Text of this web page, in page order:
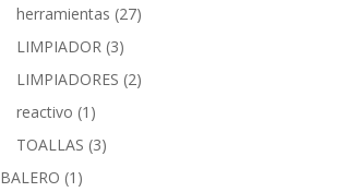
herramientas (27)
LIMPIADOR (3)
LIMPIADORES (2)
reactivo (1)
TOALLAS (3)
BALERO (1)